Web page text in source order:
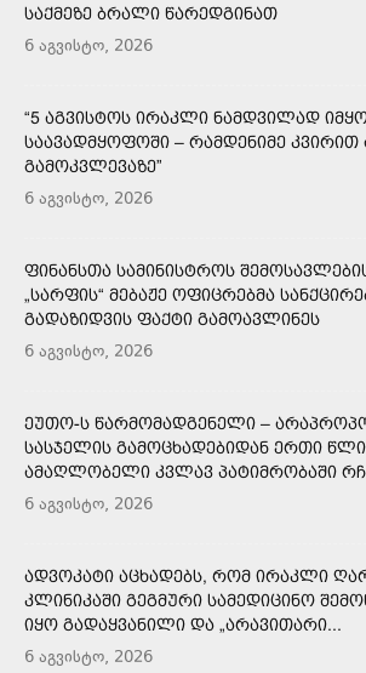
ᲡᲐᲥᲛᲔᲖᲔ ᲑᲠᲐᲚᲘ ᲬᲐᲠᲔᲓᲒᲘᲜᲐᲗ
6 აგვისტო, 2026
“5 ᲐᲒᲕᲘᲡᲢᲝᲡ ᲘᲠᲐᲙᲚᲘ ᲜᲐᲛᲓᲕᲘᲚᲐᲓ
ᲡᲐᲐᲕᲐᲓᲛᲧᲝᲤᲝᲨᲘ – ᲠᲐᲛᲓᲔᲜᲘᲛᲔ
ᲒᲐᲛᲝᲙᲕᲚᲔᲕᲐᲖᲔ”
6 აგვისტო, 2026
ᲤᲘᲜᲐᲜᲡᲗᲐ ᲡᲐᲛᲘᲜᲘᲡᲢᲠᲝᲡ
„ᲡᲐᲠᲤᲘᲡ“ ᲛᲔᲑᲐᲟᲔ ᲝᲤᲘᲪᲠᲔᲑᲛᲐ
ᲒᲐᲓᲐᲖᲘᲓᲕᲘᲡ ᲤᲐᲥᲢᲘ ᲒᲐᲛᲝᲐᲕᲚᲘᲜᲔᲡ
6 აგვისტო, 2026
ᲔᲣᲗᲝ-Ს ᲬᲐᲠᲛᲝᲛᲐᲓᲒᲔᲜᲔᲚᲘ –
ᲡᲐᲡᲯᲔᲚᲘᲡ ᲒᲐᲛᲝᲪᲮᲐᲓᲔᲑᲘᲓᲐᲜ ᲔᲠᲗᲘ
ᲐᲛᲐᲦᲚᲝᲑᲔᲚᲘ ᲙᲕᲚᲐᲕ ᲞᲐᲢᲘᲛᲠᲝᲑᲐᲨᲘ
6 აგვისტო, 2026
ᲐᲓᲕᲝᲙᲐᲢᲘ ᲐᲪᲮᲐᲓᲔᲑᲡ, ᲠᲝᲛ ᲘᲠᲐᲙᲚᲘ
ᲙᲚᲘᲜᲘᲙᲐᲨᲘ ᲒᲔᲒᲛᲣᲠᲘ ᲡᲐᲛᲔᲓᲘᲪᲘᲜᲝ
ᲘᲧᲝ ᲒᲐᲓᲐᲧᲕᲐᲜᲘᲚᲘ ᲓᲐ „ᲐᲠᲐᲕᲘᲗᲐᲠᲘ...
6 აგვისტო, 2026